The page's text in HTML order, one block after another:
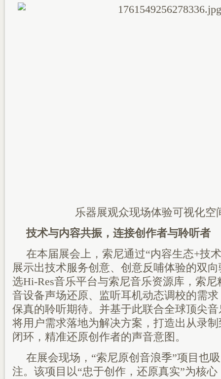
乐器展观众现场体验可视化空
技术与内容共振， 连接创作者与聆听者
在本届展会上，索尼通过“内容生态+技
展示出技术服务创意、创意反哺体验的双
选Hi-Res音乐平台与索尼音乐资源库，索
音设备声场还原、监听耳机动态调校的需
保真的聆听期待。并基于此联合全球顶尖
将用户需求落地为解决方案，打造出从录
闭环，精准还原创作者的声音意图。
在展会现场，“索尼原创音浪季”项目也
注。该项目以“忠于创作，还原真实”为核